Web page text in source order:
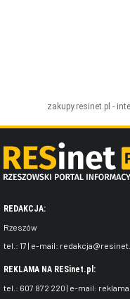
zakupy.resinet.pl -
REDAKCJA:
Rzeszów
tel.: 17 | e-mail:
REKLAMA NA RESinet.pl:
tel.: 607 872 220 | e-mail: